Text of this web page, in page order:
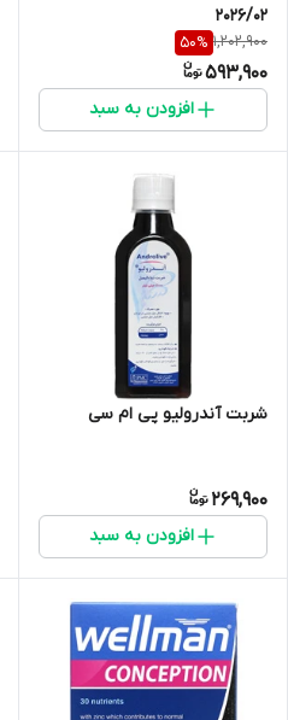
2026/02
1,202,900
50%
593,900
افزودن به سبد
شربت آندرولیو پی ام سی
269,900
افزودن به سبد